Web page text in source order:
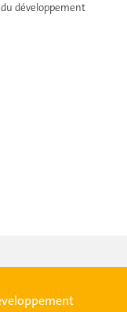
développement